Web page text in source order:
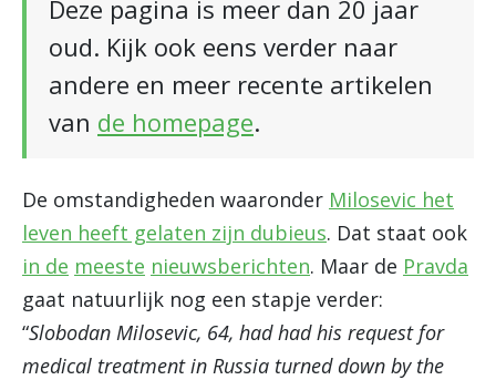
Deze pagina is meer dan 20 jaar
oud. Kijk ook eens verder naar
andere en meer recente artikelen
van de homepage.
De omstandigheden waaronder Milosevic het
leven heeft gelaten zijn dubieus. Dat staat ook
in de meeste nieuwsberichten. Maar de Pravda
gaat natuurlijk nog een stapje verder:
“Slobodan Milosevic, 64, had had his request for
medical treatment in Russia turned down by the